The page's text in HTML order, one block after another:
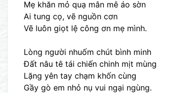
Mẹ khăn mỏ quạ mân mê áo sờn
Ai tung cọ, vẽ nguồn cơn
Vẽ luôn giọt lệ công ơn mẹ mình.
Lòng người nhuốm chút bình minh
Đất nâu tê tái chiến chinh mịt mùng
Lặng yên tay chạm khốn cùng
Gầy gò em nhỏ nụ vui ngại ngùng.